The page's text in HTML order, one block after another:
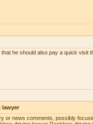
that he should also pay a quick
lawyer
or news comments, possibly